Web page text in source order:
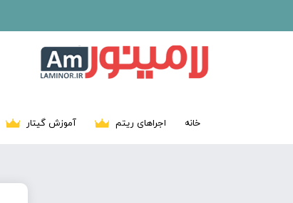
خانه اجراهای ریتم آموزش گیتار